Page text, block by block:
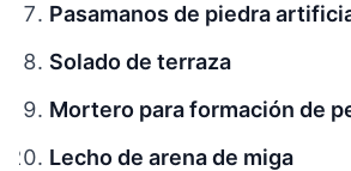
Pasamanos de piedra
Solado de terraza
Mortero para formación de
Lecho de arena de miga